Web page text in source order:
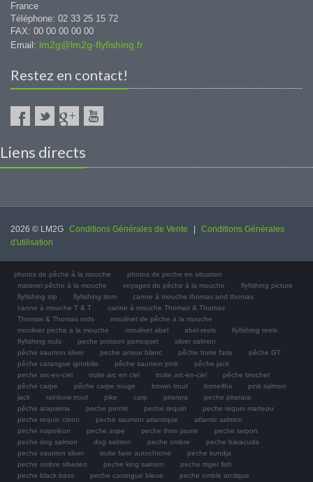
France
Téléphone: 02 33 25 15 72
FAX: 00 00 00 00 00
Email: lm2g@lm2g-flyfishing.fr
Restez en contact!
Liens directs
2026 © LM2G Conditions Générales de Vente
Conditions Générales
d'utilisation
photos de pêche à la mouche
photos de peche en situation
materiel pêche à la mouche
voyages de pêche à la mouche
flyfishing picture
flyfishing trip
flyfishing item
canne à mouche thomas and thomas
canne à mouche T & T
canne à mouche Thomas & Thomas
Thomas & Thomas rods
moulinet de pêche à la mouche
moulinet peche a la mouche
moulinet abel abel reels
flyfishing reels
flyfishing rods
peche poisson perroquet
silver salmon
pêche saumon silver
peche amour blanc pêche truite fario
pêche GT
pêche carangue ignobilis
pêche saumon pink
pêche jack
peche arc-en-ciel
truite arc en ciel truite arc-en-ciel
pêche brochet
pêche carpe
pêche carpe rouge brown trout boneifhs
pink salmon
jack
rainbow trout pike carp pirarara
peche pirarara
pêche arapaima
peche permit peche requin
peche requin marteau
peche requin citron
peche saumon atlantique
atlantic salmon
peche napoléon
peche aspe peche thon jaune
peche tarpon
peche dog salmon
dog salmon peche ombre
peche baracuda
peche saumon silver
truite fario autochtone
peche kundja
peche ombre siberien
peche king salmon
peche triger fish
peche black bass
peche carangue bleue
peche omble arctique